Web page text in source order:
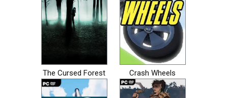
The Cursed Forest Crash Wheels